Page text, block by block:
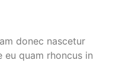
donec nascetur
eu quam rhoncus in